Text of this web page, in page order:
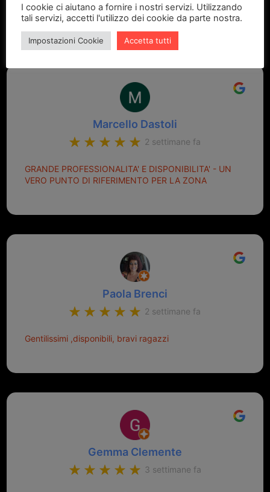
attrezzatura e prezzi onesti. Ho detto tutto, no?
Marcello Dastoli
2 settimane fa
GRANDE PROFESSIONALITA' E DISPONIBILITA' - UN
VERO PUNTO DI RIFERIMENTO PER LA ZONA
Paola Brenci
2 settimane fa
Gentilissimi ,disponibili, bravi ragazzi
Gemma Clemente
3 settimane fa
I cookie ci aiutano a fornire i nostri servizi. Utilizzando
tali servizi, accetti l'utilizzo dei cookie da parte nostra.
Impostazioni Cookie Accetta tutti